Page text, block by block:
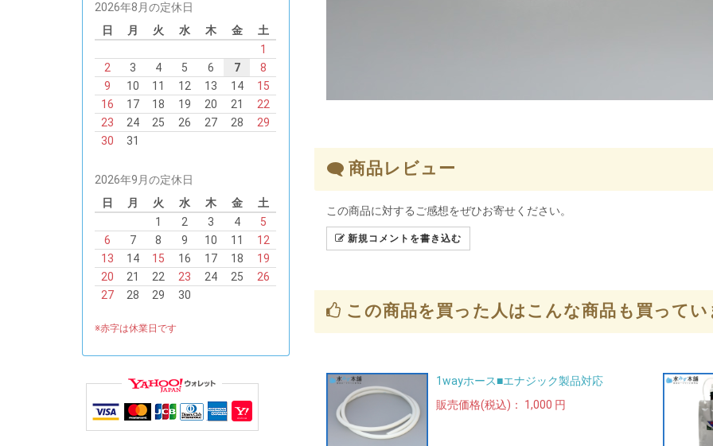
商品レビュー
この商品に対するご感想をぜひお寄せください。
新規コメントを書き込む
この商品を買った人はこんな商品も買ってい
1wayホース■エナジック製品対応
販売価格(税込)：
1,000 円
2026年8月の定休日
日
月 火 水 木 金
土
1
2
3 4 5 6 7
8
9
10 11 12 13 14
15
16
17 18 19 20 21
22
23
24 25 26 27 28
29
30
31
2026年9月の定休日
日
月 火 水 木 金
土
1
2 3 4
5
6
7 8 9 10 11
12
13
14 15 16 17 18
19
20
21 22 23 24 25
26
27
28 29 30
※赤字は休業日です